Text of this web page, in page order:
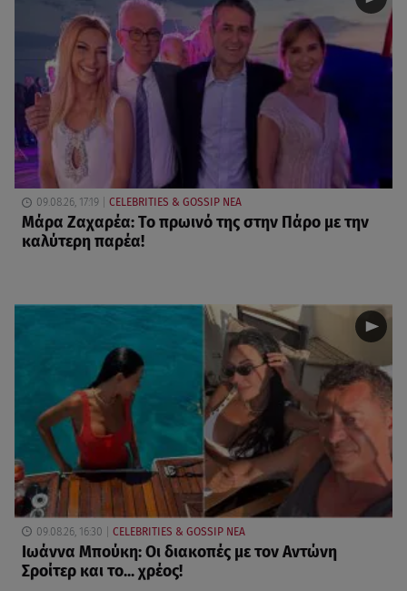
09.08.26, 17:19 CELEBRITIES & GOSSIP ΝΕΑ
Μάρα Ζαχαρέα: Το πρωινό της στην Πάρο με την
καλύτερη παρέα!
09.08.26, 16:30 CELEBRITIES & GOSSIP ΝΕΑ
Ιωάννα Μπούκη: Οι διακοπές με τον Αντώνη
Σροίτερ και το... χρέος!